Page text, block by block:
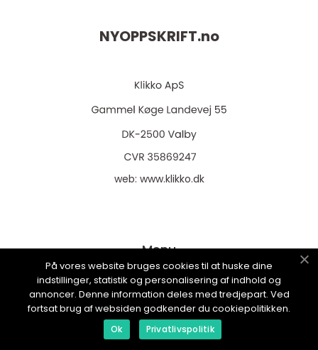
NYOPPSKRIFT.no
web: www.klikko.dk
Menu
Reklame
Om oss
Cookies
På vores website bruges cookies til at huske dine
indstillinger, statistik og personalisering af indhold og
annoncer. Denne information deles med tredjepart. Ved
fortsat brug af websiden godkender du cookiepolitikken.
Ok Privatlivspolitik